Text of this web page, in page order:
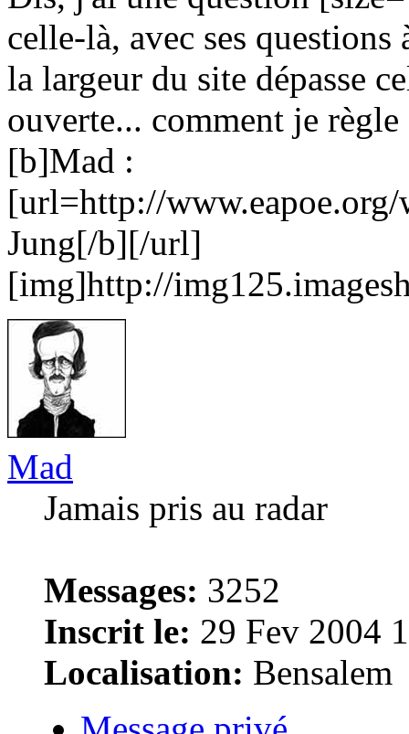
celle-là, avec ses
la largeur du site dépasse
ouverte... comment je règle
[b]Mad :
[url=http://
Jung[/b][/url]
[img]http://
Mad
Jamais pris au radar
Messages: 3252
Inscrit le: 29 Fev 2004
Localisation: Bensalem